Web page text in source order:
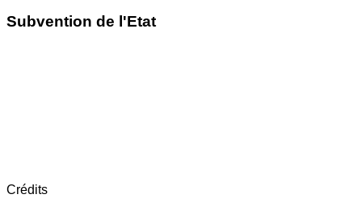
Subvention de l'Etat
Crédits